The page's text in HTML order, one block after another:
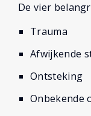
De vier
Trauma
Afwijkende
Ontsteking
Onbekende